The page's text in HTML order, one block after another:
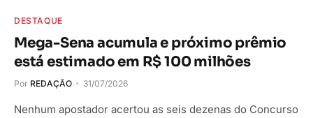
DESTAQUE
Mega-Sena acumula e próximo prêmio
está estimado em R$ 100 milhões
Por REDAÇÃO 31/07/2026
Nenhum apostador acertou as seis dezenas do Concurso